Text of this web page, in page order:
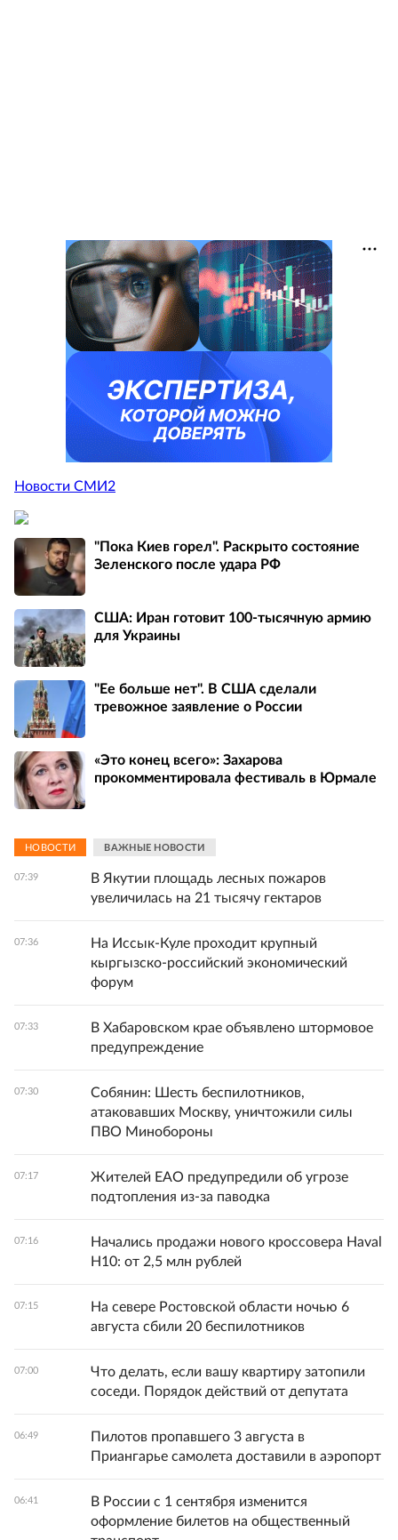
Новости СМИ2
"Пока Киев горел". Раскрыто состояние
Зеленского после удара РФ
США: Иран готовит 100-тысячную армию
для Украины
"Ее больше нет". В США сделали
тревожное заявление о России
«Это конец всего»: Захарова
прокомментировала фестиваль в Юрмале
НОВОСТИ ВАЖНЫЕ НОВОСТИ
07:39
В Якутии площадь лесных пожаров
увеличилась на 21 тысячу гектаров
07:36
На Иссык-Куле проходит крупный
кыргызско-российский экономический
форум
07:33
В Хабаровском крае объявлено штормовое
предупреждение
07:30
Собянин: Шесть беспилотников,
атаковавших Москву, уничтожили силы
ПВО Минобороны
07:17
Жителей ЕАО предупредили об угрозе
подтопления из-за паводка
07:16
Начались продажи нового кроссовера Haval
H10: от 2,5 млн рублей
07:15
На севере Ростовской области ночью 6
августа сбили 20 беспилотников
07:00
Что делать, если вашу квартиру затопили
соседи. Порядок действий от депутата
06:49
Пилотов пропавшего 3 августа в
Приангарье самолета доставили в аэропорт
06:41
В России с 1 сентября изменится
оформление билетов на общественный